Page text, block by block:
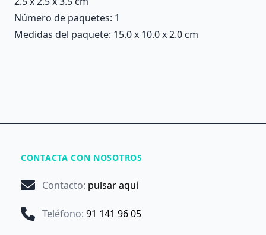
Número de paquetes: 1
Medidas del paquete: 15.0 x 10.0 x 2.0 cm
CONTACTA CON NOSOTROS
Contacto: pulsar aquí
Teléfono: 91 141 96 05